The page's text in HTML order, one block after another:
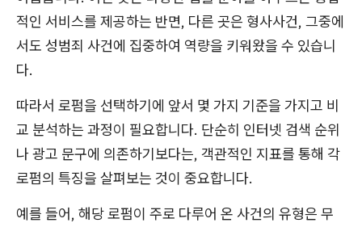
적인 서비스를 제공하는 반면, 다른 곳은 형사사건, 그중에
서도 성범죄 사건에 집중하여 역량을 키워왔을 수 있습니
다.
따라서 로펌을 선택하기에 앞서 몇 가지 기준을 가지고 비
교 분석하는 과정이 필요합니다. 단순히 인터넷 검색 순위
나 광고 문구에 의존하기보다는, 객관적인 지표를 통해 각
로펌의 특징을 살펴보는 것이 중요합니다.
예를 들어, 해당 로펌이 주로 다루어 온 사건의 유형은 무